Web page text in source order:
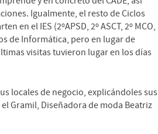
Igualmente, el resto de Ciclos
en el IES (2ºAPSD, 2º ASCT, 2º MCO,
de Informática, pero en lugar de
visitas tuvieron lugar en los días
locales de negocio, explicándoles sus
Gramil, Diseñadora de moda Beatriz